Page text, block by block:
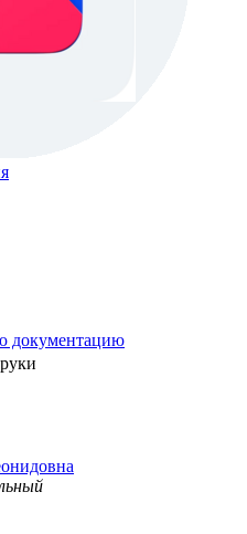
документацию